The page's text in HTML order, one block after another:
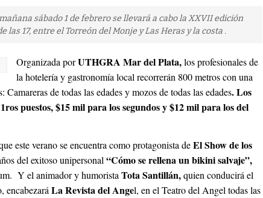
sábado 1 de febrero se llevará a cabo la XXVII edición
las 17, entre el Torreón del Monje y Las Heras y la costa .
Organizada porUTHGRA Mar del Plata,los profesionales de
la hotelería y gastronomía local recorrerán 800 metros con una
de todas las edades y mozos de todas las edades. Los
puestos, $15 mil para los segundos y $12 mil para los del
este verano se encuentra como protagonista deEl Show de los
del exitoso unipersonal“Cómo se rellena un bikini salvaje”,
Y el animador y humoristaTota Santillán,quien conducirá el
encabezaráLa Revista del Angel, en el Teatro del Angel todas las